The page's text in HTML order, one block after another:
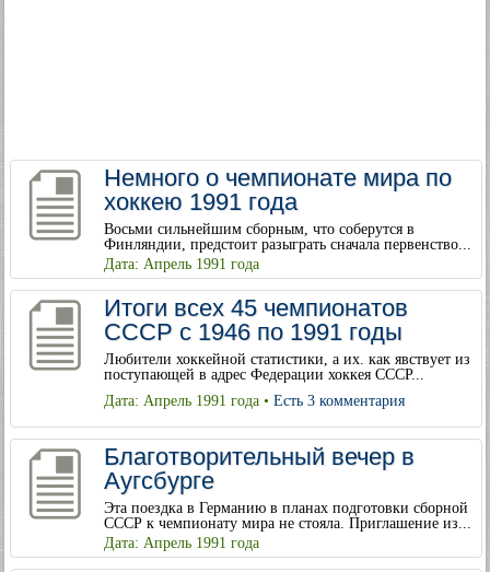
Немного о чемпионате мира по
хоккею 1991 года
Восьми сильнейшим сборным, что соберутся в
Финляндии, предстоит разыграть сначала первенство...
Дата: Апрель 1991 года
Итоги всех 45 чемпионатов
СССР с 1946 по 1991 годы
Любители хоккейной статистики, а их. как явствует из
поступающей в адрес Федерации хоккея СССР...
Дата: Апрель 1991 года • Есть 3 комментария
Благотворительный вечер в
Аугсбурге
Эта поездка в Германию в планах подготовки сборной
СССР к чемпионату мира не стояла. Приглашение из...
Дата: Апрель 1991 года